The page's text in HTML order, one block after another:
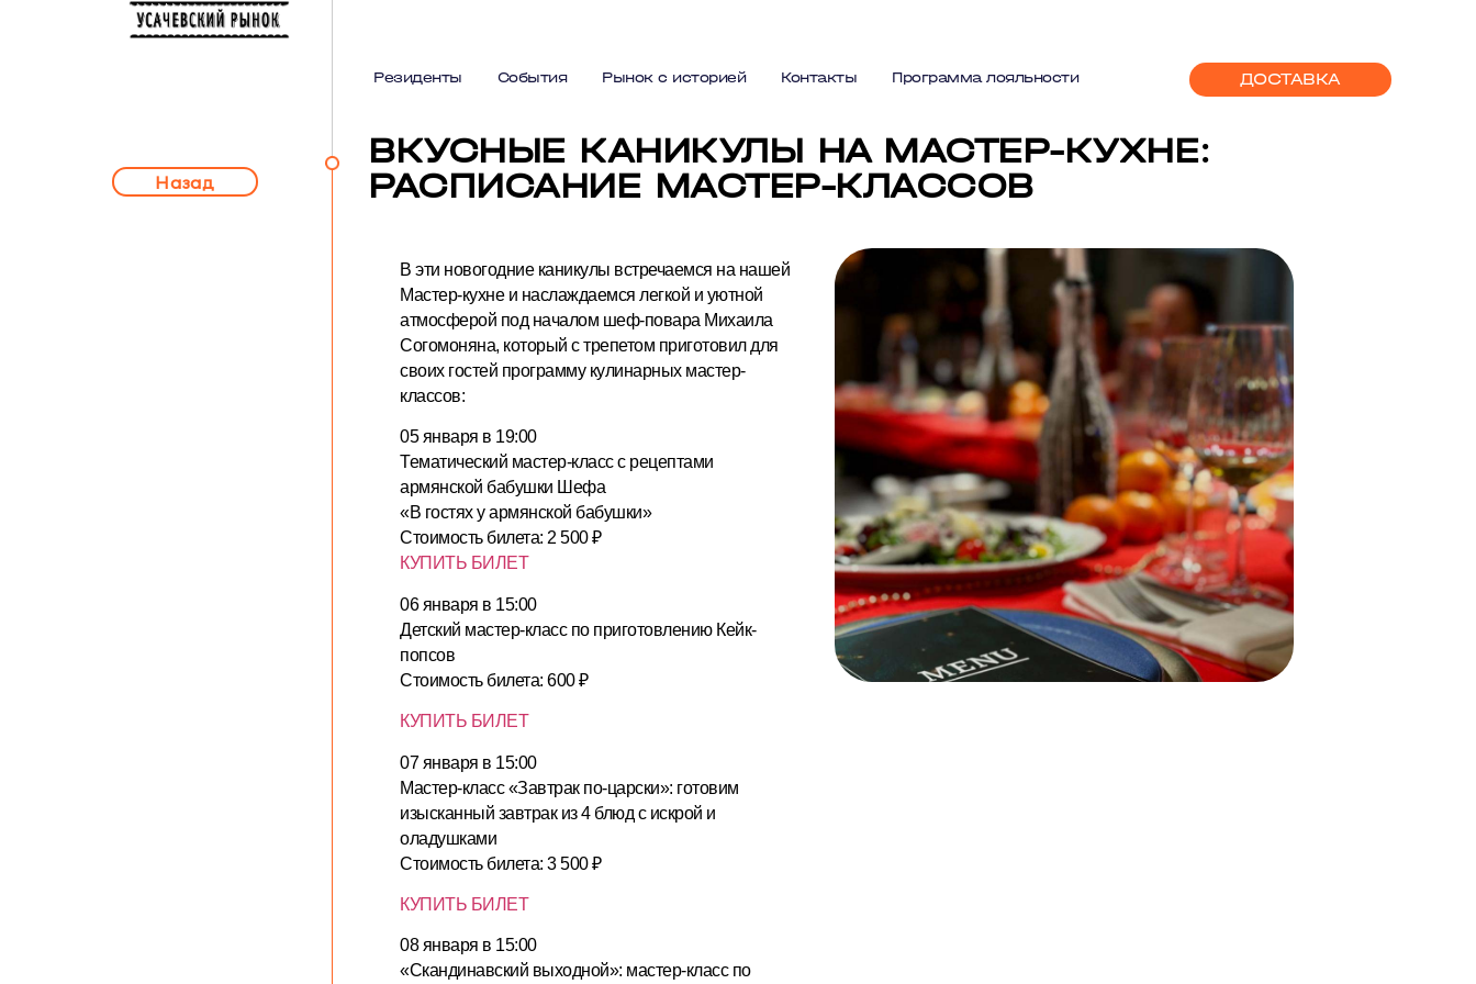
Резиденты События Рынок с историей Контакты Программа лояльности ДОСТАВКА
Назад
ВКУСНЫЕ КАНИКУЛЫ НА МАСТЕР-КУХНЕ:
РАСПИСАНИЕ МАСТЕР-КЛАССОВ
В эти новогодние каникулы встречаемся на нашей
Мастер-кухне и наслаждаемся легкой и уютной
атмосферой под началом шеф-повара Михаила
Согомоняна, который с трепетом приготовил для
своих гостей программу кулинарных мастер-
классов:
05 января в 19:00
Тематический мастер-класс с рецептами
армянской бабушки Шефа
«В гостях у армянской бабушки»
Стоимость билета: 2 500 ₽
КУПИТЬ БИЛЕТ
06 января в 15:00
Детский мастер-класс по приготовлению Кейк-
попсов
Стоимость билета: 600 ₽
КУПИТЬ БИЛЕТ
07 января в 15:00
Мастер-класс «Завтрак по-царски»: готовим
изысканный завтрак из 4 блюд с искрой и
оладушками
Стоимость билета: 3 500 ₽
КУПИТЬ БИЛЕТ
08 января в 15:00
«Скандинавский выходной»: мастер-класс по